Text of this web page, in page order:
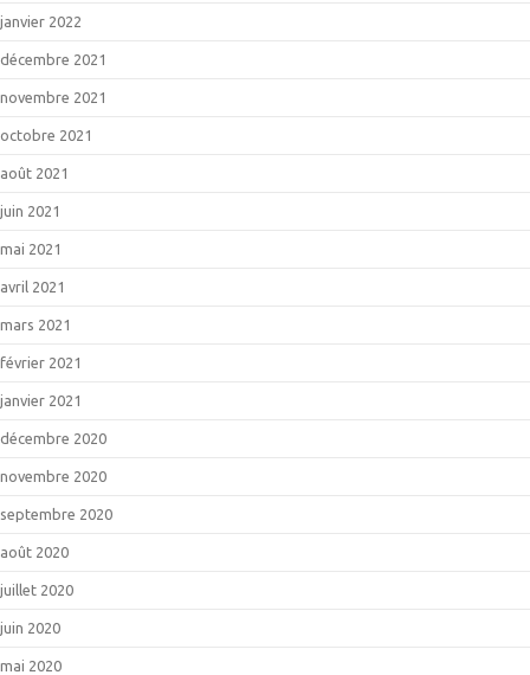
janvier 2022
décembre 2021
novembre 2021
octobre 2021
août 2021
juin 2021
mai 2021
avril 2021
mars 2021
février 2021
janvier 2021
décembre 2020
novembre 2020
septembre 2020
août 2020
juillet 2020
juin 2020
mai 2020